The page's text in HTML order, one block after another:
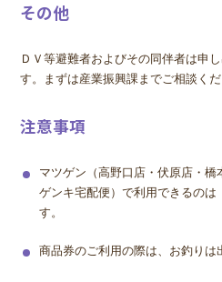
その他
ＤＶ等避難者およびその同伴者は申
す。まずは産業振興課までご相談くだ
注意事項
マツゲン（高野口店・伏原店・橋
ゲンキ宅配便）で利用できるのは
す。
商品券のご利用の際は、お釣りは